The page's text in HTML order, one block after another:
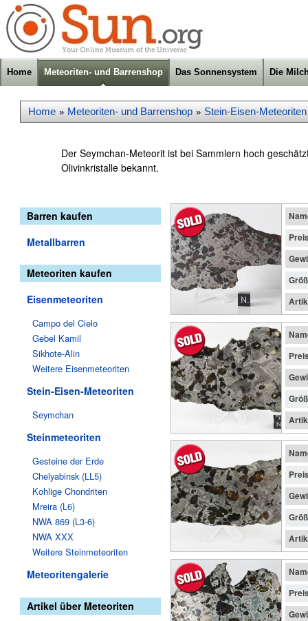
Home Meteoriten- und Barrenshop Das Sonnensystem Die
Home » Meteoriten- und Barrenshop » Stein-Eisen-
Der Seymchan-Meteorit ist bei Sammlern hoch
Olivinkristalle bekannt.
Barren kaufen
Metallbarren
Meteoriten kaufen
Eisenmeteoriten
Campo del Cielo
Gebel Kamil
Sikhote-Alin
Weitere Eisenmeteoriten
Stein-Eisen-Meteoriten
Seymchan
Steinmeteoriten
Gesteine der Erde
Chelyabinsk (LL5)
Kohlige Chondriten
Mreira (L6)
NWA 869 (L3-6)
NWA XXX
Weitere Steinmeteoriten
Meteoritengalerie
Artikel über Meteoriten